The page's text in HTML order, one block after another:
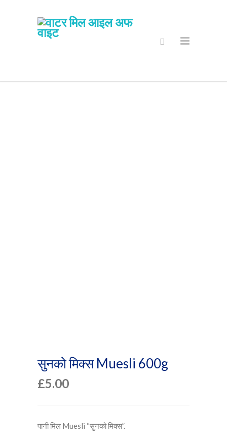
सुनको मिक्स Muesli 600g
£5.00
पानी मिल Muesli “सुनको मिक्स”.